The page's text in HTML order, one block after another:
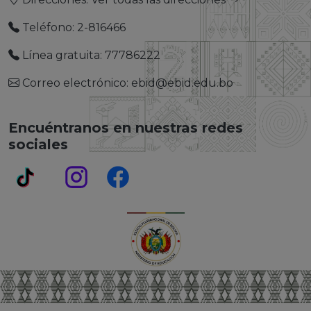
Teléfono: 2-816466
Línea gratuita: 77786222
Correo electrónico: ebid@ebid.edu.bo
Encuéntranos en nuestras redes
sociales